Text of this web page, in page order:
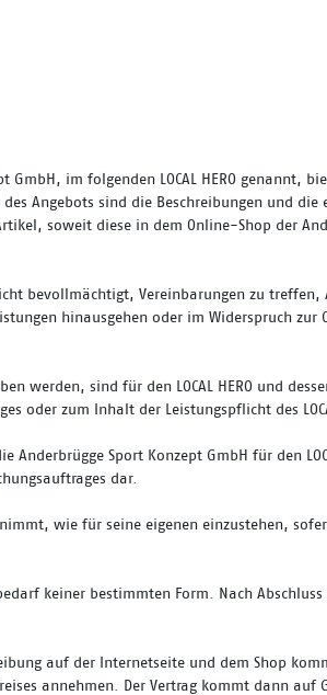
im folgenden LOCAL HERO genannt,
Angebots sind die Beschreibungen und die
soweit diese in dem Online-Shop der
bevollmächtigt, Vereinbarungen zu
hinausgehen oder im Widerspruch zur
werden, sind für den LOCAL HERO und
oder zum Inhalt der Leistungspflicht des
Sport Konzept GmbH für den
dar.
wie für seine eigenen einzustehen,
keiner bestimmten Form. Nach
auf der Internetseite und dem Shop
annehmen. Der Vertrag kommt dann auf